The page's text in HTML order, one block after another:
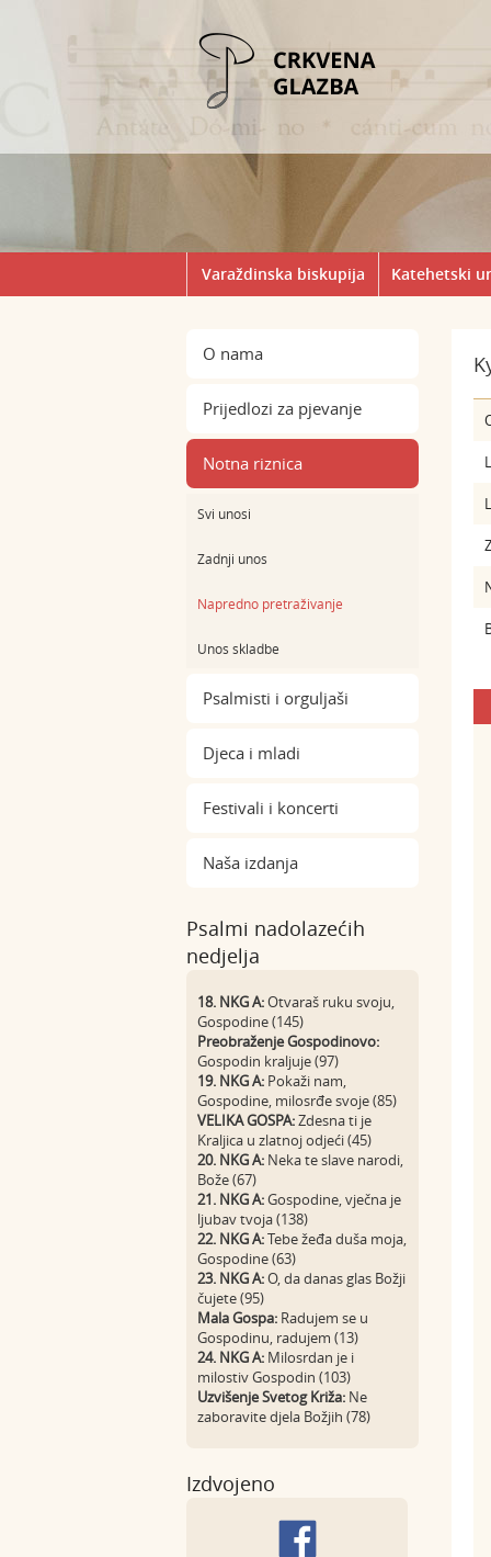
Varaždinska biskupija Katehetski
O nama
Prijedlozi za pjevanje
Notna riznica
Svi unosi
Zadnji unos
Napredno pretraživanje
Unos skladbe
Psalmisti i orguljaši
Djeca i mladi
Festivali i koncerti
Naša izdanja
Psalmi nadolazećih
nedjelja
18. NKG A:Otvaraš ruku svoju,
Gospodine (145)
Preobraženje Gospodinovo:
Gospodin kraljuje (97)
19. NKG A: Pokaži nam,
Gospodine, milosrđe svoje (85)
VELIKA GOSPA:Zdesna ti je
Kraljica u zlatnoj odjeći (45)
20. NKG A: Neka te slave narodi,
Bože (67)
21. NKG A:Gospodine, vječna je
ljubav tvoja (138)
22. NKG A:Tebe žeđa duša moja,
Gospodine (63)
23. NKG A:O, da danas glas Božji
čujete (95)
Mala Gospa: Radujem se u
Gospodinu, radujem (13)
24. NKG A: Milosrdan je i
milostiv Gospodin (103)
Uzvišenje Svetog Križa: Ne
zaboravite djela Božjih (78)
Izdvojeno